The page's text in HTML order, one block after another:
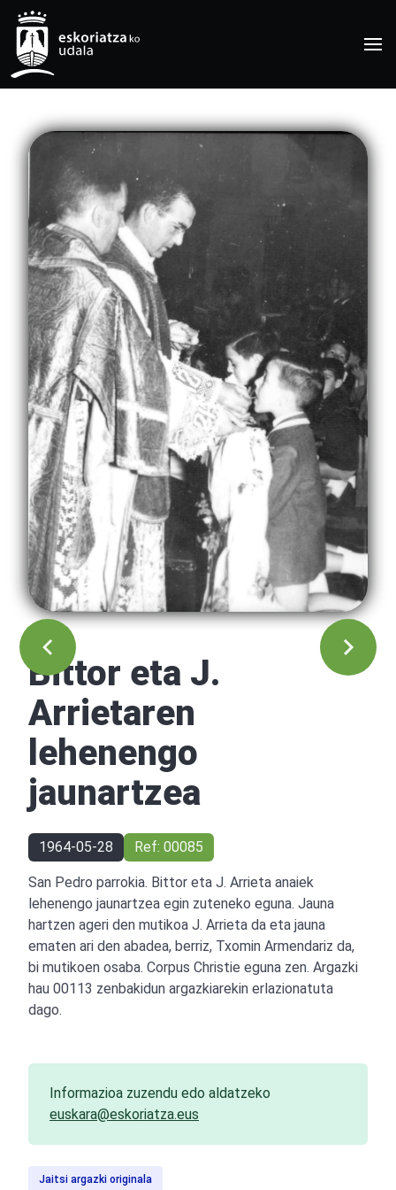
Bittor eta J.
Arrietaren
lehenengo
jaunartzea
1964-05-28 Ref: 00085
San Pedro parrokia. Bittor eta J. Arrieta anaiek
lehenengo jaunartzea egin zuteneko eguna. Jauna
hartzen ageri den mutikoa J. Arrieta da eta jauna
ematen ari den abadea, berriz, Txomin Armendariz da,
bi mutikoen osaba. Corpus Christie eguna zen. Argazki
hau 00113 zenbakidun argazkiarekin erlazionatuta
dago.
Informazioa zuzendu edo aldatzeko
euskara@eskoriatza.eus
Jaitsi argazki originala